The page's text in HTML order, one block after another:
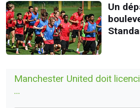
Un
Manchester United doit
...